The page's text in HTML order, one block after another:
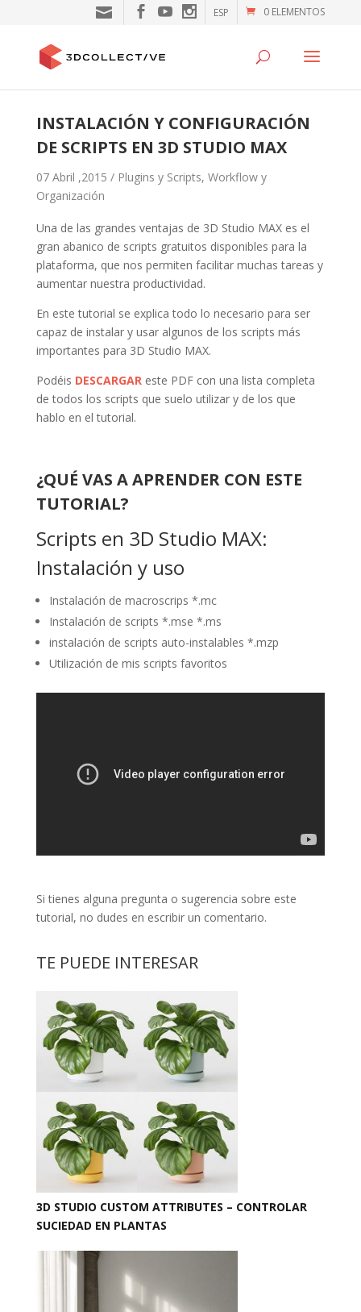
0 ELEMENTOS
ESP
INSTALACIÓN Y CONFIGURACIÓN
DE SCRIPTS EN 3D STUDIO MAX
07 Abril ,2015 / Plugins y Scripts, Workflow y
Organización
Una de las grandes ventajas de 3D Studio MAX es el
gran abanico de scripts gratuitos disponibles para la
plataforma, que nos permiten facilitar muchas tareas y
aumentar nuestra productividad.
En este tutorial se explica todo lo necesario para ser
capaz de instalar y usar algunos de los scripts más
importantes para 3D Studio MAX.
Podéis DESCARGAR este PDF con una lista completa
de todos los scripts que suelo utilizar y de los que
hablo en el tutorial.
¿QUÉ VAS A APRENDER CON ESTE
TUTORIAL?
Scripts en 3D Studio MAX:
Instalación y uso
Instalación de macroscrips *.mc
Instalación de scripts *.mse *.ms
instalación de scripts auto-instalables *.mzp
Utilización de mis scripts favoritos
Si tienes alguna pregunta o sugerencia sobre este
tutorial, no dudes en escribir un comentario.
TE PUEDE INTERESAR
3D STUDIO CUSTOM ATTRIBUTES – CONTROLAR
SUCIEDAD EN PLANTAS